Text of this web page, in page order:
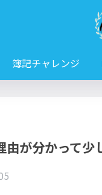
簿記チャレンジ
由が分かって少